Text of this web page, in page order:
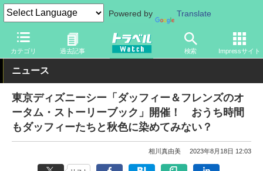
Powered by Translate
カテゴリ 過去記事 検索 Impressサイト
トラベル Watch 旅の情報 観光地 ディズニーリゾート
ニュース
東京ディズニーシー「ダッフィー＆フレンズのオ
ータム・ストーリーブック」開催！ おうち時間
もダッフィーたちと秋色に染めてみない？
相川真由美 2023年8月18日 12:03